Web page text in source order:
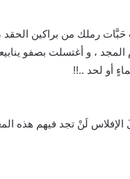
حَبَّات رملك من براكين
، و أغتسلت بصفو
أو لحد ..!!
لَنْ تجد فيهم هذه